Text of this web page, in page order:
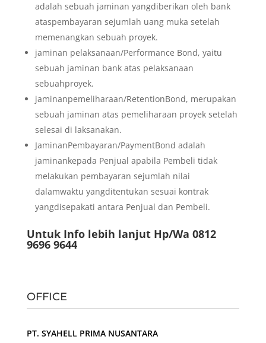
adalah sebuah jaminan yangdiberikan oleh bank
ataspembayaran sejumlah uang muka setelah
memenangkan sebuah proyek.
jaminan pelaksanaan/Performance Bond, yaitu
sebuah jaminan bank atas pelaksanaan
sebuahproyek.
jaminanpemeliharaan/RetentionBond, merupakan
sebuah jaminan atas pemeliharaan proyek setelah
selesai di laksanakan.
JaminanPembayaran/PaymentBond adalah
jaminankepada Penjual apabila Pembeli tidak
melakukan pembayaran sejumlah nilai
dalamwaktu yangditentukan sesuai kontrak
yangdisepakati antara Penjual dan Pembeli.
Untuk Info lebih lanjut Hp/Wa 0812
9696 9644
OFFICE
PT. SYAHELL PRIMA NUSANTARA